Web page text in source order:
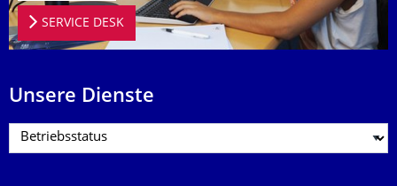
SERVICE DESK
Unsere Dienste